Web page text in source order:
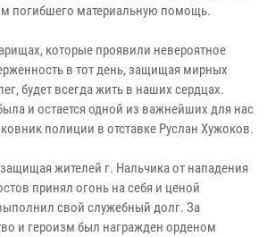
погибшего материальную помощь.
которые проявили невероятное
в тот день, защищая мирных
будет всегда жить в наших сердцах.
и остается одной из важнейших для нас
полиции в отставке Руслан Хужоков.
защищая жителей г. Нальчика от нападения
принял огонь на себя и ценой
свой служебный долг. За
и героизм был награжден орденом